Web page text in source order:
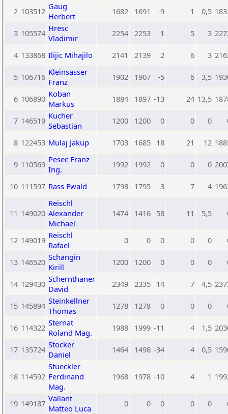
2 103512 Gaug
Herbert
1682 1691 -9 1 0,5
3 105574 Hresc
Vladimir
2254 2253 1 5 3
4 133868 Ilijic Mihajilo 2141 2139 2 6 3
5 106716 Kleinsasser
Franz
1902 1907 -5 6 3,5
6 106890 Koban
Markus
1884 1897 -13 24 13,5
7 146519 Kucher
Sebastian
1200 1200 0 0 0
8 122453 Mulaj Jakup 1703 1685 18 21 12
9 110569 Pesec Franz
Ing.
1992 1992 0 0 0
10 111597 Rass Ewald 1798 1795 3 7 4
11 149020
Reischl
Alexander
Michael
1474 1416 58 11 5,5
12 149019 Reischl
Rafael
0 0 0 0 0
13 146520 Schangin
Kirill
1200 1200 0 0 0
14 129430 Schernthaner
David
2349 2335 14 7 4,5
15 145894 Steinkellner
Thomas
1278 1278 0 0 0
16 114322 Sternat
Roland Mag.
1988 1999 -11 4 1,5
17 135724 Stocker
Daniel
1464 1498 -34 4 0,5
18 114592
Stueckler
Ferdinand
Mag.
1968 1978 -10 4 1
19 149187 Vallant
Matteo Luca
0 0 0 0 0